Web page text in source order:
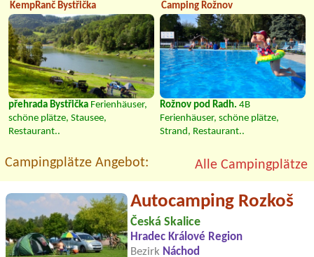
KempRanč Bystřička
přehrada Bystřička Ferienhäuser,
schöne plätze, Stausee,
Restaurant..
Camping Rožnov
Rožnov pod Radh. 4B
Ferienhäuser, schöne plätze,
Strand, Restaurant..
Campingplätze Angebot: Alle Campingplätze
Autocamping Rozkoš
Česká Skalice
Hradec Králové Region
Bezirk Náchod